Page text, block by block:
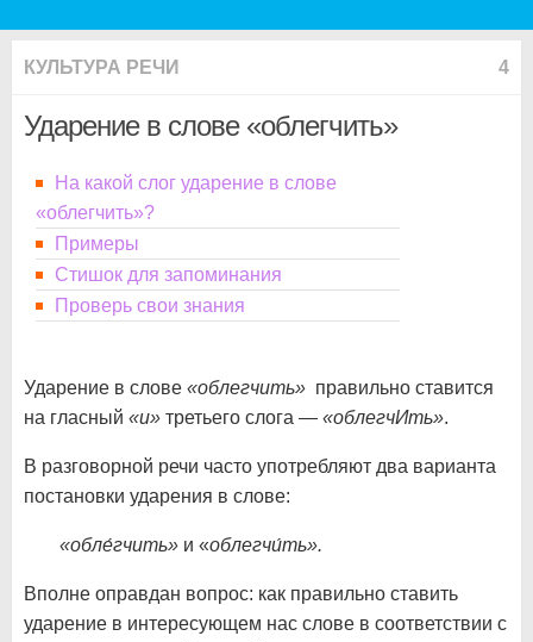
КУЛЬТУРА РЕЧИ 4
Ударение в слове «облегчить»
На какой слог ударение в слове
«облегчить»?
Примеры
Стишок для запоминания
Проверь свои знания
Ударение в слове «облегчить» правильно ставится
на гласный «и» третьего слога — «облегчИть».
В разговорной речи часто употребляют два варианта
постановки ударения в слове:
«обле́гчить» и «облегчи́ть».
Вполне оправдан вопрос: как правильно ставить
ударение в интересующем нас слове в соответствии с